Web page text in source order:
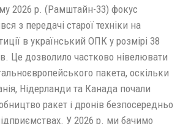
2026 р. (Рамштайн-33) фокус
з передачі старої техніки на
в український ОПК у розмірі 38
Це дозволило частково нівелювати
пакета, оскільки
Нідерланди та Канада почали
ракет і дронів безпосередньо
У 2026 р. ми бачимо